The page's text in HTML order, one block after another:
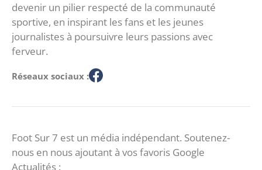
devenir un pilier respecté de la communauté
sportive, en inspirant les fans et les jeunes
journalistes à poursuivre leurs passions avec
ferveur.
Réseaux sociaux :
Foot Sur 7 est un média indépendant. Soutenez-
nous en nous ajoutant à vos favoris Google
Actualités :